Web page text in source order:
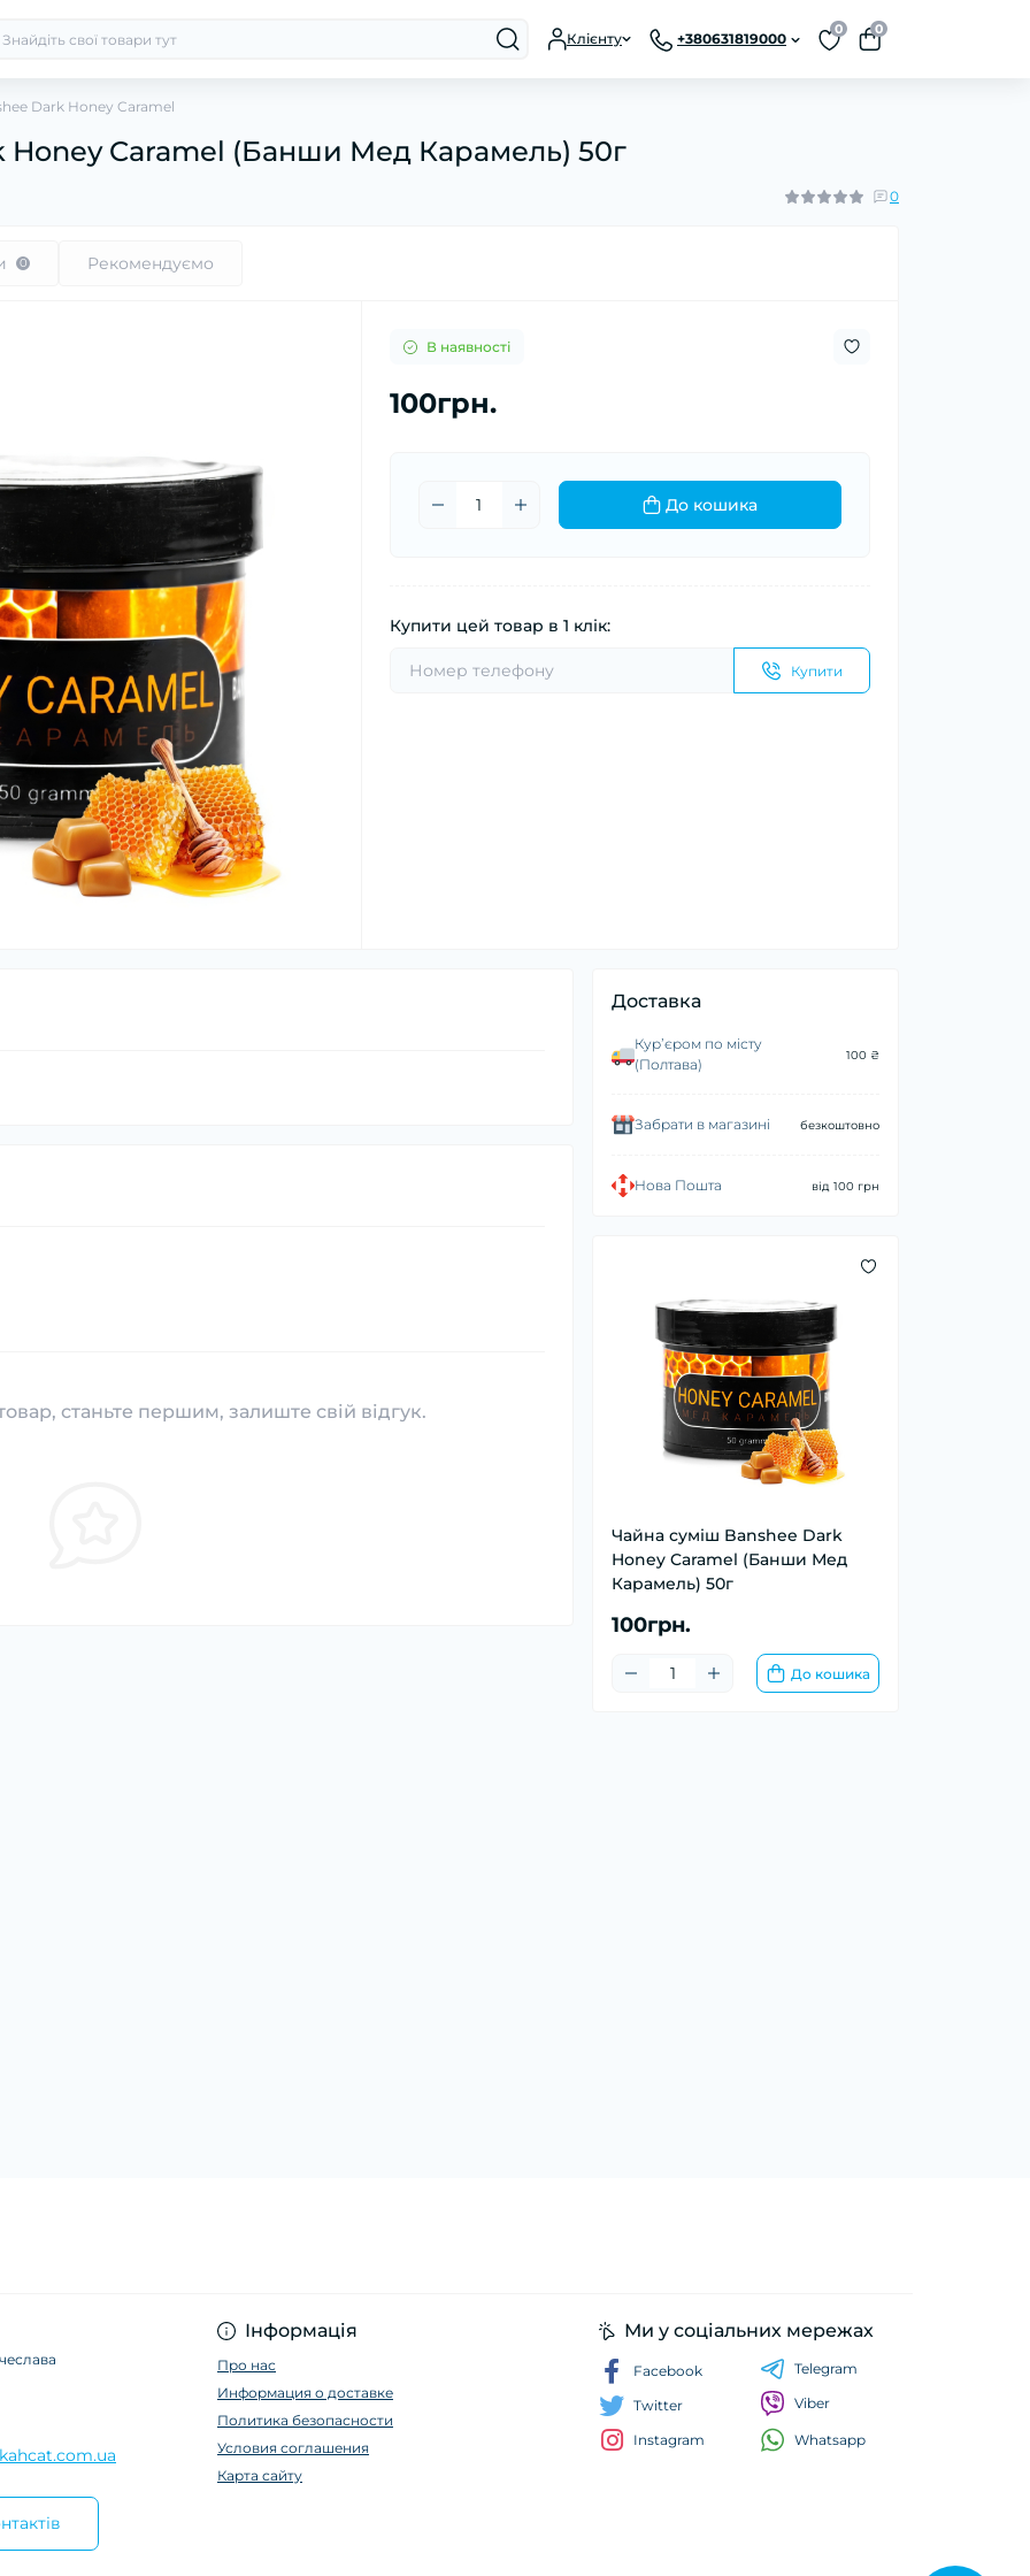
Клієнту +380631819000
0 0
Dark Honey Caramel
Honey Caramel (Банши Мед Карамель) 50г
0
0 Рекомендуємо
В наявності
100грн.
До кошика
Купити цей товар в 1 клік:
Купити
Доставка
Курʼєром по місту
(Полтава)
100 ₴
Забрати в магазині безкоштовно
Нова Пошта від 100 грн
Чайна суміш Banshee Dark
Honey Caramel (Банши Мед
Карамель) 50г
100грн.
До кошика
станьте першим, залиште свій відгук.
Інформація
Про нас
Информация о доставке
Политика безопасности
Условия соглашения
Карта сайту
Ми у соціальних мережах
Facebook
Twitter
Instagram
Telegram
Viber
Whatsapp